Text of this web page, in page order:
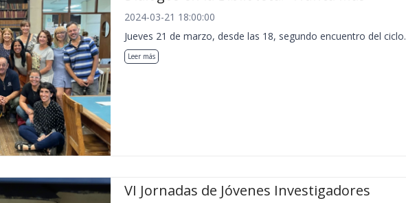
2024-03-21 18:00:00
Jueves 21 de marzo, desde las 18, segundo encuentro del ciclo.
Leer más
VI Jornadas de Jóvenes Investigadores